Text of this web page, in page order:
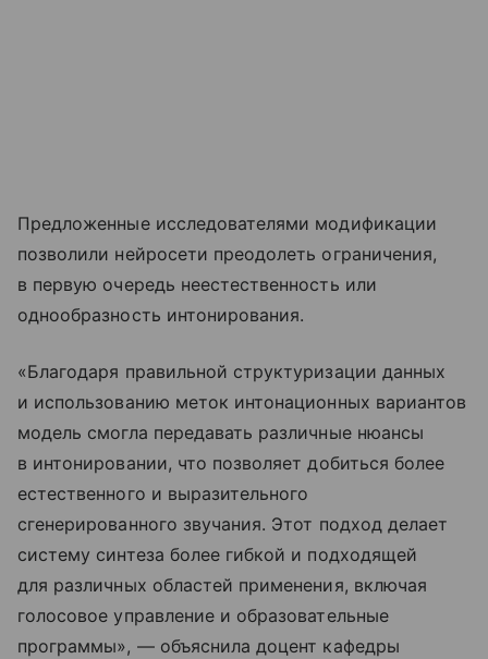
Предложенные исследователями модификации
позволили нейросети преодолеть ограничения,
в первую очередь неестественность или
однообразность интонирования.
«Благодаря правильной структуризации данных
и использованию меток интонационных вариантов
модель смогла передавать различные нюансы
в интонировании, что позволяет добиться более
естественного и выразительного
сгенерированного звучания. Этот подход делает
систему синтеза более гибкой и подходящей
для различных областей применения, включая
голосовое управление и образовательные
программы», — объяснила доцент кафедры